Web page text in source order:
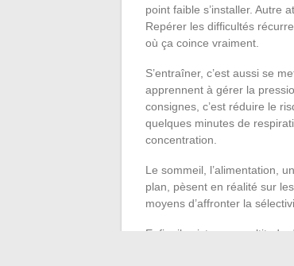
point faible s’installer. Autre
Repérer les difficultés
où ça coince vraiment.
S’entraîner, c’est aussi se
apprennent à gérer la
consignes, c’est réduire le
quelques minutes de
concentration.
Le sommeil, l’alimentation,
plan, pèsent en réalité sur
moyens d’affronter la
Enfin, il existe une multitude